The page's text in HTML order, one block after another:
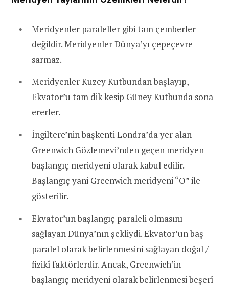
Meridyenler paraleller gibi tam çemberler
değildir. Meridyenler Dünya’yı çepeçevre
sarmaz.
Meridyenler Kuzey Kutbundan başlayıp,
Ekvator’u tam dik kesip Güney Kutbunda sona
ererler.
İngiltere’nin başkenti Londra’da yer alan
Greenwich Gözlemevi’nden geçen meridyen
başlangıç meridyeni olarak kabul edilir.
Başlangıç yani Greenwich meridyeni “O” ile
gösterilir.
Ekvator’un başlangıç paraleli olmasını
sağlayan Dünya’nın şekliydi. Ekvator’un baş
paralel olarak belirlenmesini sağlayan doğal /
fizikî faktörlerdir. Ancak, Greenwich’in
başlangıç meridyeni olarak belirlenmesi beşerî